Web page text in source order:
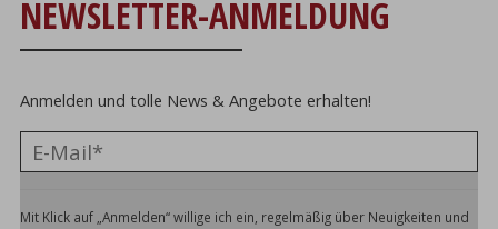
NEWSLETTER-ANMELDUNG
Anmelden und tolle News & Angebote erhalten!
Mit Klick auf „Anmelden“ willige ich ein, regelmäßig über Neuigkeiten und